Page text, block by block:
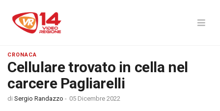
CRONACA
Cellulare trovato in cella nel
carcere Pagliarelli
di Sergio Randazzo - 05 Dicembre 2022